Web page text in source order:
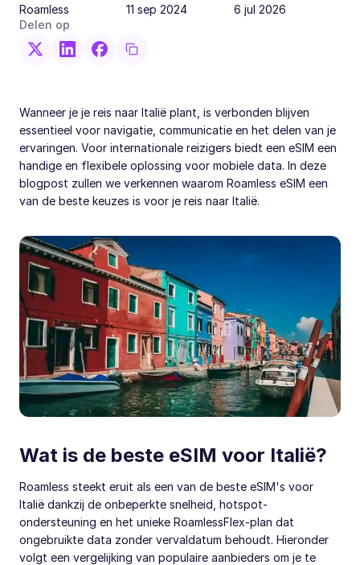
Roamless
11 sep 2024
6 jul 2026
Delen op
Wanneer je je reis naar Italië plant, is verbonden blijven
essentieel voor navigatie, communicatie en het delen van je
ervaringen. Voor internationale reizigers biedt een eSIM een
handige en flexibele oplossing voor mobiele data. In deze
blogpost zullen we verkennen waarom Roamless eSIM een
van de beste keuzes is voor je reis naar Italië.
Wat is de beste eSIM voor Italië?
Roamless steekt eruit als een van de beste eSIM's voor
Italië dankzij de onbeperkte snelheid, hotspot-
ondersteuning en het unieke RoamlessFlex-plan dat
ongebruikte data zonder vervaldatum behoudt. Hieronder
volgt een vergelijking van populaire aanbieders om je te